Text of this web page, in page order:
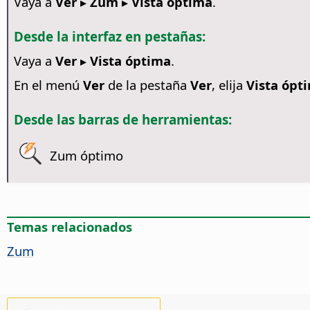
Desde la interfaz en pestañas:
Vaya a Ver ▸ Vista óptima.
En el menú Verde la pestaña Ver, elija Vista
Desde las barras de herramientas:
Zum óptimo
Temas relacionados
Zum